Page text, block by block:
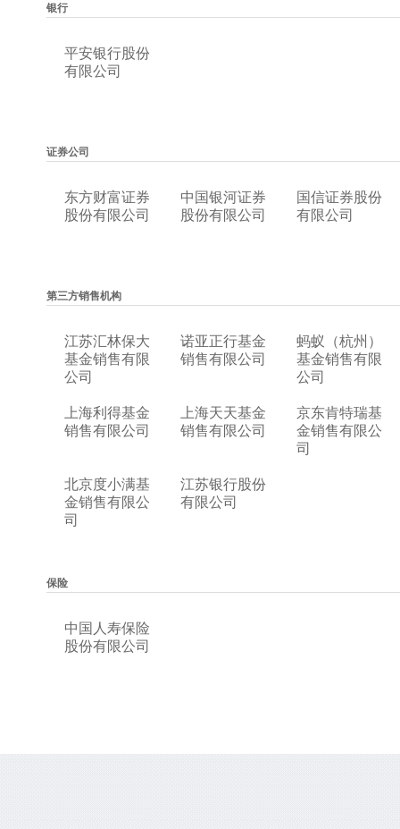
银行
平安银行股份
有限公司
证券公司
东方财富证券
股份有限公司
中国银河证券
股份有限公司
国信证券股份
有限公司
第三方销售机构
江苏汇林保大
基金销售有限
公司
诺亚正行基金
销售有限公司
蚂蚁（杭州）
基金销售有限
公司
上海利得基金
销售有限公司
上海天天基金
销售有限公司
京东肯特瑞基
金销售有限公
司
北京度小满基
金销售有限公
司
江苏银行股份
有限公司
保险
中国人寿保险
股份有限公司